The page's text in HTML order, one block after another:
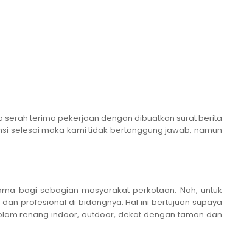
terima pekerjaan dengan dibuatkan surat berita
selesai maka kami tidak bertanggung jawab, namun
bagi sebagian masyarakat perkotaan. Nah, untuk
profesional di bidangnya. Hal ini bertujuan supaya
renang indoor, outdoor, dekat dengan taman dan